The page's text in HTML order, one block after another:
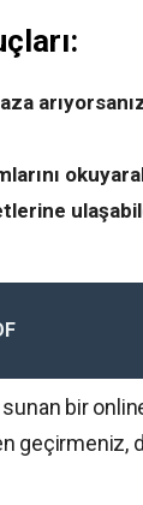
bir
geçirmeniz,